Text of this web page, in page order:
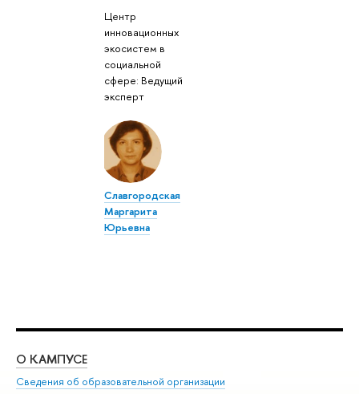
Центр
инновационных
экосистем в
социальной
сфере: Ведущий
эксперт
Славгородская
Маргарита
Юрьевна
О КАМПУСЕ
Сведения об образовательной организации